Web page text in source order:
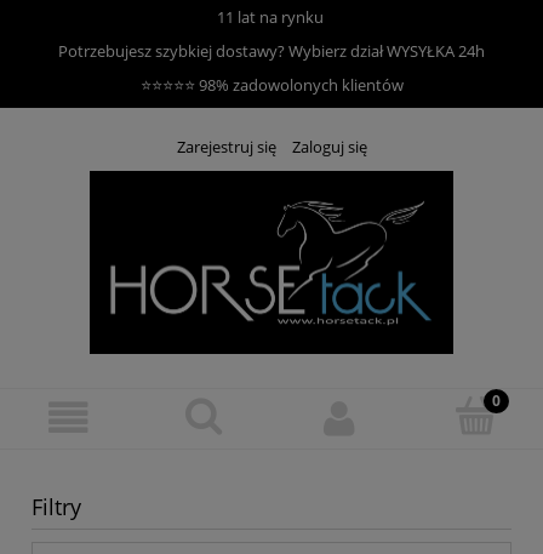
11 lat na rynku
Potrzebujesz szybkiej dostawy? Wybierz działWYSYŁKA 24h
⭐⭐⭐⭐⭐ 98% zadowolonych klientów
Zarejestruj się Zaloguj się
Filtry